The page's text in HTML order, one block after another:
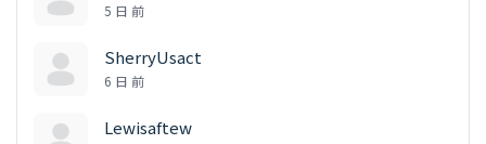
5 日 前
SherryUsact
6 日 前
Lewisaftew